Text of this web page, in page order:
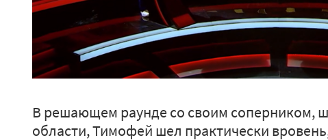
В решающем раунде со своим соперником,
области, Тимофей шел практически